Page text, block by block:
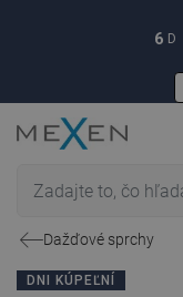
6 D
Dažďové sprchy
DNI KÚPEĽNÍ